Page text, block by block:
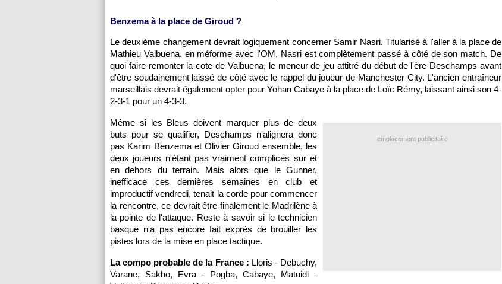
Benzema à la place de Giroud ?
Le deuxième changement devrait logiquement concerner Samir Nasri. Titularisé à l'aller à la place de
Mathieu Valbuena, en méforme avec l'OM, Nasri est complètement passé à côté de son match. De
quoi faire remonter la cote de Valbuena, le meneur de jeu attitré du début de l'ère Deschamps avant
d'être soudainement laissé de côté avec le rappel du joueur de Manchester City. L'ancien entraîneur
marseillais devrait également opter pour Yohan Cabaye à la place de Loïc Rémy, laissant ainsi son 4-
2-3-1 pour un 4-3-3.
emplacement publicitaire
Même si les Bleus doivent marquer plus de deux
buts pour se qualifier, Deschamps n'alignera donc
pas Karim Benzema et Olivier Giroud ensemble, les
deux joueurs n'étant pas vraiment complices sur et
en dehors du terrain. Mais alors que le Gunner,
inefficace ces dernières semaines en club et
improductif vendredi, tenait la corde pour commencer
la rencontre, ce devrait être finalement le Madrilène à
la pointe de l'attaque. Reste à savoir si le technicien
basque n'a pas encore fait exprès de brouiller les
pistes lors de la mise en place tactique.
La compo probable de la France : Lloris - Debuchy,
Varane, Sakho, Evra - Pogba, Cabaye, Matuidi -